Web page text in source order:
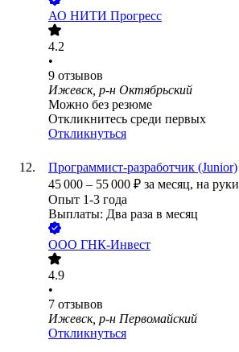
АО НИТИ Прогресс
4.2
•
9 отзывов
Ижевск, р-н Октябрьский
Можно без резюме
Откликнитесь среди первых
Откликнуться
Программист-разработчик (Junior)
45 000 – 55 000 ₽ за месяц, на руки
Опыт 1-3 года
Выплаты: Два раза в месяц
ООО ГНК-Инвест
4.9
•
7 отзывов
Ижевск, р-н Первомайский
Откликнуться